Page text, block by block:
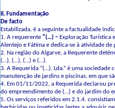
II. Fundamentação
De facto
Estabilizada, é a seguinte a factualidade
1. A requerente “(…) – Exploração Turística
Alentejo e Fátima e dedica-se à atividade
2. Na região do Algarve, a Requerente
(…), (…), (…) e (…).
3. A Requerida “(…), Lda.” é uma
manutenção de jardins e piscinas, em que
4. Em 01/11/2022, a Requerida declarou
do empreendimento de (…) e do jardim do
5. Os serviços referidos em 2.1.4.